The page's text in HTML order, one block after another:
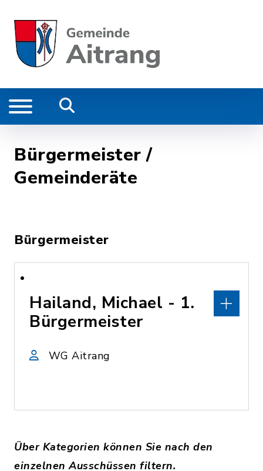
Bürgermeister /
Gemeinderäte
Bürgermeister
Hailand, Michael - 1.
Bürgermeister
WG Aitrang
Über Kategorien können Sie nach den
einzelnen Ausschüssen filtern.